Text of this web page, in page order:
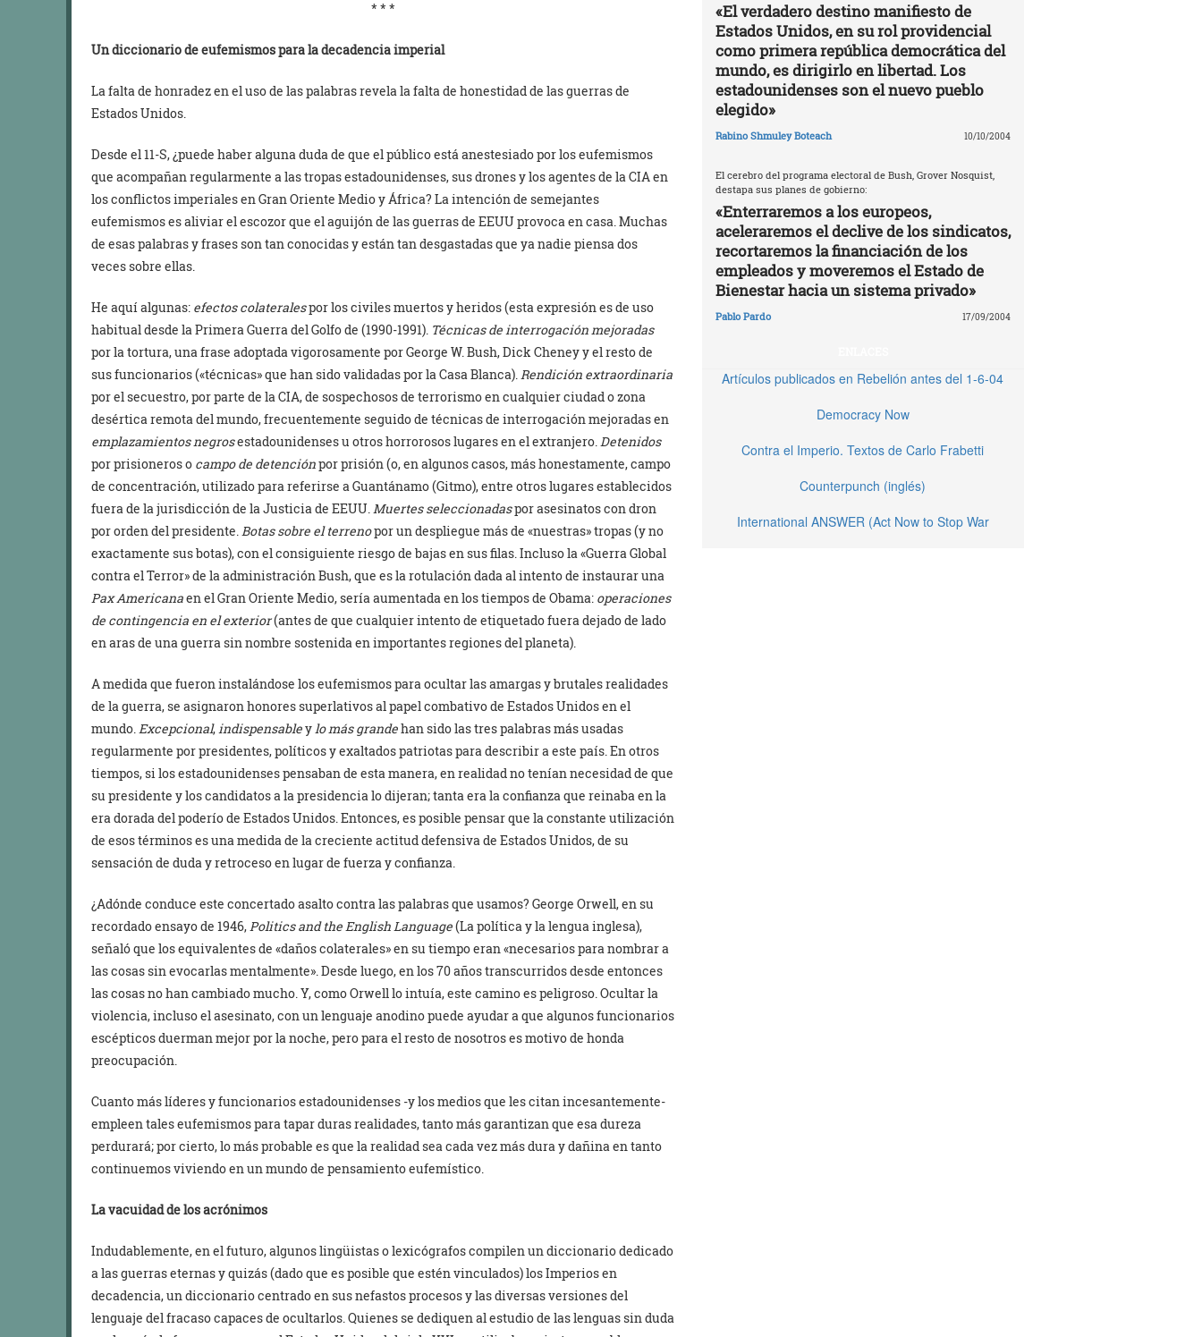
* * *
Un diccionario de eufemismos para la decadencia imperial
La falta de honradez en el uso de las palabras revela la falta de honestidad de las guerras de
Estados Unidos.
Desde el 11-S, ¿puede haber alguna duda de que el público está anestesiado por los eufemismos
que acompañan regularmente a las tropas estadounidenses, sus drones y los agentes de la CIA en
los conflictos imperiales en Gran Oriente Medio y África? La intención de semejantes
eufemismos es aliviar el escozor que el aguijón de las guerras de EEUU provoca en casa. Muchas
de esas palabras y frases son tan conocidas y están tan desgastadas que ya nadie piensa dos
veces sobre ellas.
He aquí algunas: efectos colateralespor los civiles muertos y heridos (esta expresión es de uso
habitual desde la Primera Guerra del Golfo de (1990-1991). Técnicas de interrogación mejoradas
por la tortura, una frase adoptada vigorosamente por George W. Bush, Dick Cheney y el resto de
sus funcionarios («técnicas» que han sido validadas por la Casa Blanca). Rendición extraordinaria
por el secuestro, por parte de la CIA, de sospechosos de terrorismo en cualquier ciudad o zona
desértica remota del mundo, frecuentemente seguido de técnicas de interrogación mejoradas en
emplazamientos negrosestadounidenses u otros horrorosos lugares en el extranjero. Detenidos
por prisioneros o campo de detenciónpor prisión (o, en algunos casos, más honestamente, campo
de concentración, utilizado para referirse a Guantánamo (Gitmo), entre otros lugares establecidos
fuera de la jurisdicción de la Justicia de EEUU. Muertes seleccionadaspor asesinatos con dron
por orden del presidente. Botas sobre el terrenopor un despliegue más de «nuestras» tropas (y no
exactamente sus botas), con el consiguiente riesgo de bajas en sus filas. Incluso la «Guerra Global
contra el Terror» de la administración Bush, que es la rotulación dada al intento de instaurar una
Pax Americanaen el Gran Oriente Medio, sería aumentada en los tiempos de Obama: operaciones
de contingencia en el exterior(antes de que cualquier intento de etiquetado fuera dejado de lado
en aras de una guerra sin nombre sostenida en importantes regiones del planeta).
A medida que fueron instalándose los eufemismos para ocultar las amargas y brutales realidades
de la guerra, se asignaron honores superlativos al papel combativo de Estados Unidos en el
mundo. Excepcional, indispensabley lo más grandehan sido las tres palabras más usadas
regularmente por presidentes, políticos y exaltados patriotas para describir a este país. En otros
tiempos, si los estadounidenses pensaban de esta manera, en realidad no tenían necesidad de que
su presidente y los candidatos a la presidencia lo dijeran; tanta era la confianza que reinaba en la
era dorada del poderío de Estados Unidos. Entonces, es posible pensar que la constante utilización
de esos términos es una medida de la creciente actitud defensiva de Estados Unidos, de su
sensación de duda y retroceso en lugar de fuerza y confianza.
¿Adónde conduce este concertado asalto contra las palabras que usamos? George Orwell, en su
recordado ensayo de 1946, Politics and the English Language(La política y la lengua inglesa),
señaló que los equivalentes de «daños colaterales» en su tiempo eran «necesarios para nombrar a
las cosas sin evocarlas mentalmente». Desde luego, en los 70 años transcurridos desde entonces
las cosas no han cambiado mucho. Y, como Orwell lo intuía, este camino es peligroso. Ocultar la
violencia, incluso el asesinato, con un lenguaje anodino puede ayudar a que algunos funcionarios
escépticos duerman mejor por la noche, pero para el resto de nosotros es motivo de honda
preocupación.
Cuanto más líderes y funcionarios estadounidenses -y los medios que les citan incesantemente-
empleen tales eufemismos para tapar duras realidades, tanto más garantizan que esa dureza
perdurará; por cierto, lo más probable es que la realidad sea cada vez más dura y dañina en tanto
continuemos viviendo en un mundo de pensamiento eufemístico.
La vacuidad de los acrónimos
Indudablemente, en el futuro, algunos lingüistas o lexicógrafos compilen un diccionario dedicado
a las guerras eternas y quizás (dado que es posible que estén vinculados) los Imperios en
decadencia, un diccionario centrado en sus nefastos procesos y las diversas versiones del
lenguaje del fracaso capaces de ocultarlos. Quienes se dediquen al estudio de las lenguas sin duda
«El verdadero destino manifiesto de
Estados Unidos, en su rol providencial
como primera república democrática del
mundo, es dirigirlo en libertad. Los
estadounidenses son el nuevo pueblo
elegido»
Rabino Shmuley Boteach 10/10/2004
El cerebro del programa electoral de Bush, Grover Nosquist,
destapa sus planes de gobierno:
«Enterraremos a los europeos,
aceleraremos el declive de los sindicatos,
recortaremos la financiación de los
empleados y moveremos el Estado de
Bienestar hacia un sistema privado»
Pablo Pardo 17/09/2004
Artículos publicados en Rebelión antes del 1-6-04
Democracy Now
Contra el Imperio. Textos de Carlo Frabetti
Counterpunch (inglés)
International ANSWER (Act Now to Stop War